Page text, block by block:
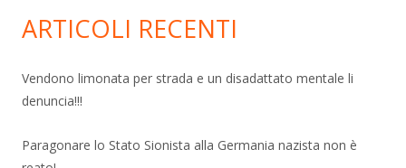
ARTICOLI RECENTI
Vendono limonata per strada e un disadattato mentale li
denuncia!!!
Paragonare lo Stato Sionista alla Germania nazista non è